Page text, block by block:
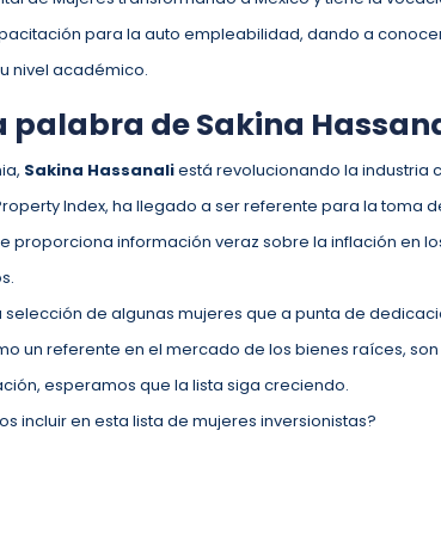
para la auto empleabilidad, dando a
nivel académico.
palabra de Sakina
Sakina Hassanaliestá revolucionando la industria
Index, ha llegado a ser referente para la toma
proporciona información veraz sobre la inflación en
de algunas mujeres que a punta de
un referente en el mercado de los bienes raíces,
esperamos que la lista siga creciendo.
incluir en esta lista de mujeres inversionistas?